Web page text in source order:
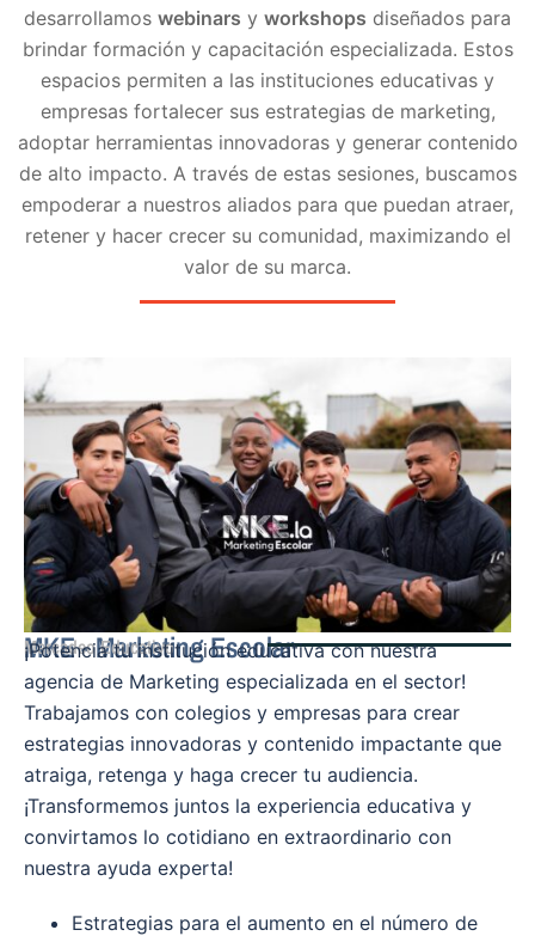
desarrollamos webinars y workshops diseñados para
brindar formación y capacitación especializada. Estos
espacios permiten a las instituciones educativas y
empresas fortalecer sus estrategias de marketing,
adoptar herramientas innovadoras y generar contenido
de alto impacto. A través de estas sesiones, buscamos
empoderar a nuestros aliados para que puedan atraer,
retener y hacer crecer su comunidad, maximizando el
valor de su marca.
MKE - Marketing Escolar
Mercadeo Educativo
¡Potencia tu institución educativa con nuestra
agencia de Marketing especializada en el sector!
Trabajamos con colegios y empresas para crear
estrategias innovadoras y contenido impactante que
atraiga, retenga y haga crecer tu audiencia.
¡Transformemos juntos la experiencia educativa y
convirtamos lo cotidiano en extraordinario con
nuestra ayuda experta!
Estrategias para el aumento en el número de